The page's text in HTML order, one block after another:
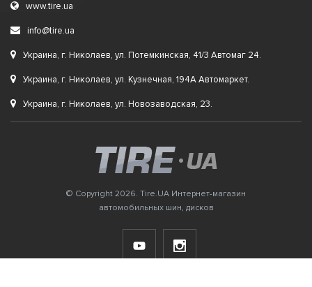
www.tire.ua
info@tire.ua
Украина, г. Николаев, ул. Потемкинская, 41/3 Автомаг 24.
Украина, г. Николаев, ул. Кузнечная, 194А Автомаркет.
Украина, г. Николаев, ул. Новозаводская, 23.
© Copyright 2026. Tire.UA Интернет-магазин
автомобильных шин, дисков